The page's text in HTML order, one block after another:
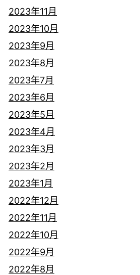
2023年11月
2023年10月
2023年9月
2023年8月
2023年7月
2023年6月
2023年5月
2023年4月
2023年3月
2023年2月
2023年1月
2022年12月
2022年11月
2022年10月
2022年9月
2022年8月